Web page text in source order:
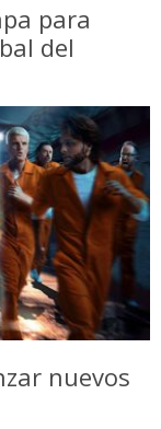
para
del
nuevos